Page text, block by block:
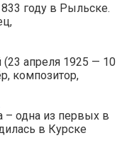
году в Рыльске.
апреля 1925 — 10
композитор,
– одна из первых в
в Курске